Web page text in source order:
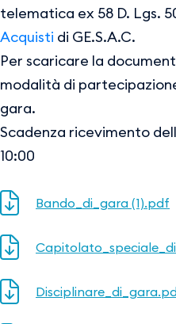
telematica ex 58 D. Lgs.
Acquisti di GE.S.A.C.
Per scaricare la
modalità di
gara.
Scadenza ricevimento
10:00
Bando_di_gara (1).pdf